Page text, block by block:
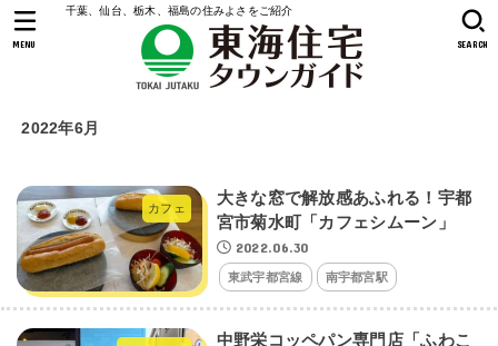
千葉、仙台、栃木、福島の住みよさをご紹介
SEARCH
MENU
2022年6月
カフェ
大きな窓で解放感あふれる！宇都
宮市菊水町「カフェシムーン」
2022.06.30
東武宇都宮線 南宇都宮駅
中野栄コッペパン専門店「ふわこ